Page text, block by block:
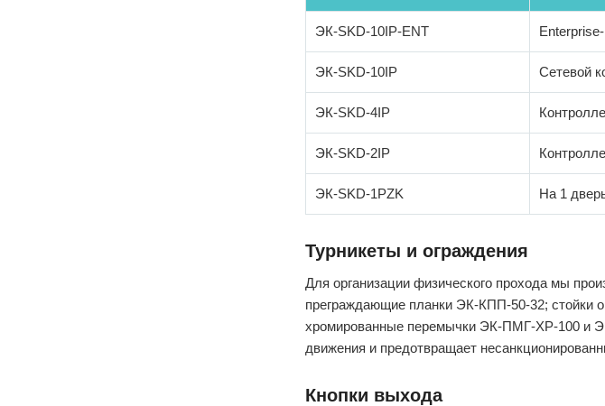
ЭК-SKD-10IP-ENT
ЭК-SKD-10IP Сетевой
ЭК-SKD-4IP
ЭК-SKD-2IP
ЭК-SKD-1PZK На 1
Турникеты и ограждения
Для организации физического прохода мы
преграждающие планки ЭК-КПП-50-32; стойки
хромированные перемычки ЭК-ПМГ-ХР-100 и
движения и предотвращает
Кнопки выхода